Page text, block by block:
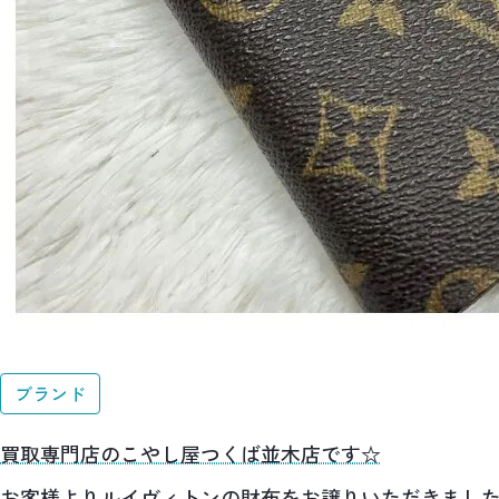
ブランド
買取専門店のこやし屋つくば並木店です☆